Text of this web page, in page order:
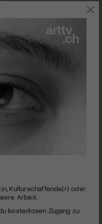
und Tradition in der Krise
Kulturschaffende(r) oder
Arbeit.
kostenlosen Zugang zu